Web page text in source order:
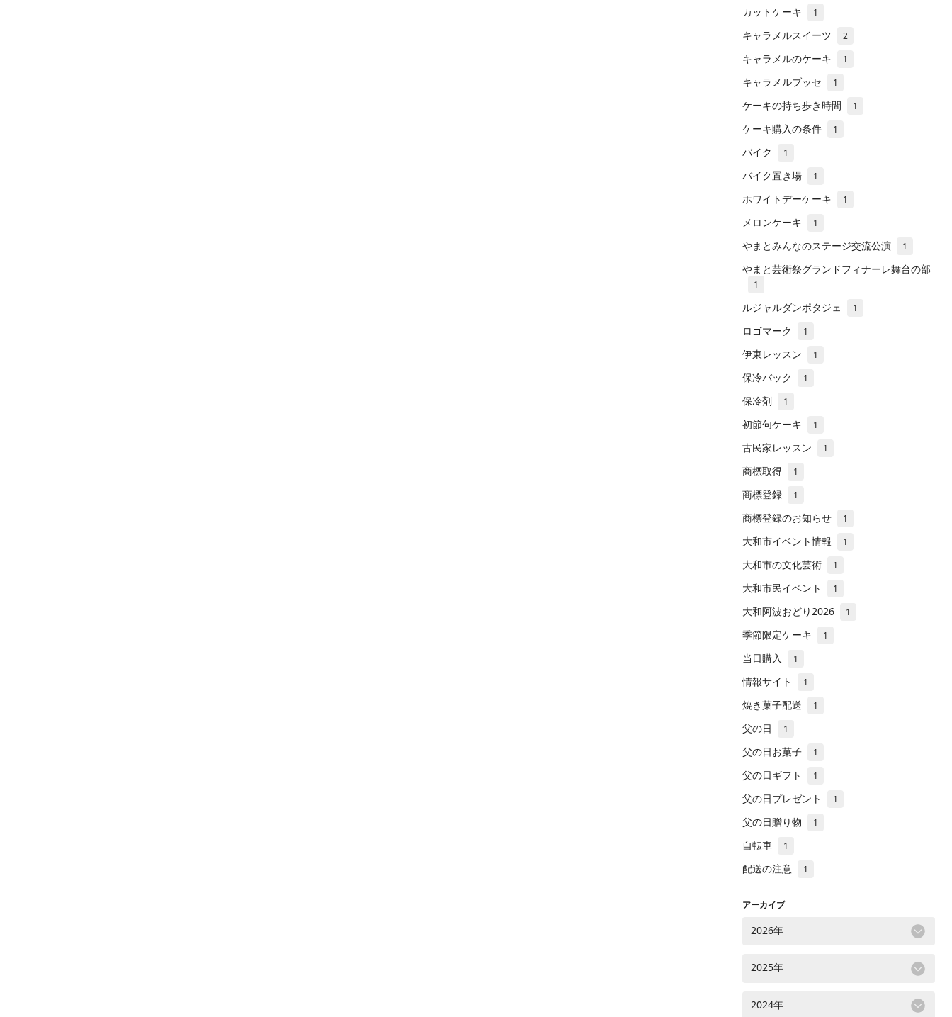
カットケーキ 1
キャラメルスイーツ 2
キャラメルのケーキ 1
キャラメルブッセ 1
ケーキの持ち歩き時間 1
ケーキ購入の条件 1
バイク 1
バイク置き場 1
ホワイトデーケーキ 1
メロンケーキ 1
やまとみんなのステージ交流公演 1
やまと芸術祭グランドフィナーレ舞台の部
1
ルジャルダンポタジェ 1
ロゴマーク 1
伊東レッスン 1
保冷バック 1
保冷剤 1
初節句ケーキ 1
古民家レッスン 1
商標取得 1
商標登録 1
商標登録のお知らせ 1
大和市イベント情報 1
大和市の文化芸術 1
大和市民イベント 1
大和阿波おどり2026 1
季節限定ケーキ 1
当日購入 1
情報サイト 1
焼き菓子配送 1
父の日 1
父の日お菓子 1
父の日ギフト 1
父の日プレゼント 1
父の日贈り物 1
自転車 1
配送の注意 1
アーカイブ
2026年
2025年
2024年